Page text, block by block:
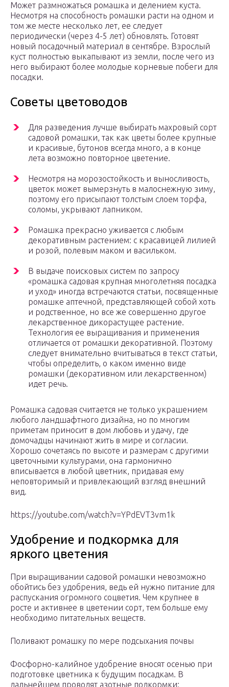
Может размножаться ромашка и делением куста.
Несмотря на способность ромашки расти на одном и
том же месте несколько лет, ее следует
периодически (через 4-5 лет) обновлять. Готовят
новый посадочный материал в сентябре. Взрослый
куст полностью выкапывают из земли, после чего из
него выбирают более молодые корневые побеги для
посадки.
Советы цветоводов
Для разведения лучше выбирать махровый сорт
садовой ромашки, так как цветы более крупные
и красивые, бутонов всегда много, а в конце
лета возможно повторное цветение.
Несмотря на морозостойкость и выносливость,
цветок может вымерзнуть в малоснежную зиму,
поэтому его присыпают толстым слоем торфа,
соломы, укрывают лапником.
Ромашка прекрасно уживается с любым
декоративным растением: с красавицей лилией
и розой, полевым маком и васильком.
В выдаче поисковых систем по запросу
«ромашка садовая крупная многолетняя посадка
и уход» иногда встречаются статьи, посвященные
ромашке аптечной, представляющей собой хоть
и родственное, но все же совершенно другое
лекарственное дикорастущее растение.
Технология ее выращивания и применения
отличается от ромашки декоративной. Поэтому
следует внимательно вчитываться в текст статьи,
чтобы определить, о каком именно виде
ромашки (декоративном или лекарственном)
идет речь.
Ромашка садовая считается не только украшением
любого ландшафтного дизайна, но по многим
приметам приносит в дом любовь и удачу, где
домочадцы начинают жить в мире и согласии.
Хорошо сочетаясь по высоте и размерам с другими
цветочными культурами, она гармонично
вписывается в любой цветник, придавая ему
неповторимый и привлекающий взгляд внешний
вид.
https://youtube.com/watch?v=YPdEVT3vm1k
Удобрение и подкормка для
яркого цветения
При выращивании садовой ромашки невозможно
обойтись без удобрения, ведь ей нужно питание для
распускания огромного соцветия. Чем крупнее в
росте и активнее в цветении сорт, тем больше ему
необходимо питательных веществ.
Поливают ромашку по мере подсыхания почвы
Фосфорно-калийное удобрение вносят осенью при
подготовке цветника к будущим посадкам. В
дальнейшем проводят азотные подкормки: